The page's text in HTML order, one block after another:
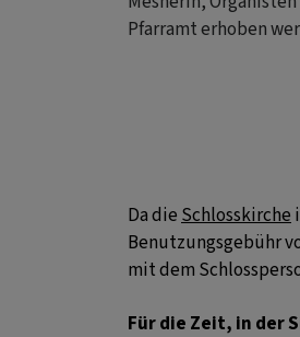
Pfarramt erhoben
Da die Schlosskirche
Benutzungsgebühr
mit dem
Für die Zeit, in der